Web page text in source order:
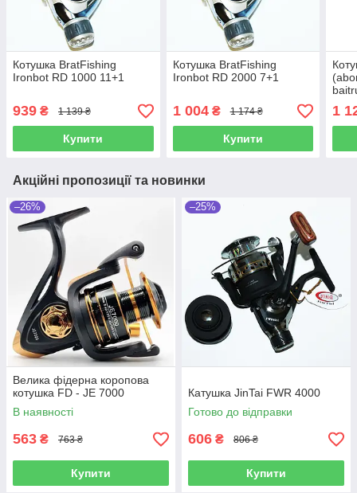
Котушка BratFishing
Ironbot RD 1000 11+1
939 ₴ 1 139 ₴
Купити
Котушка BratFishing
Ironbot RD 2000 7+1
1 004₴ 1 174 ₴
Купити
1
Акційні пропозиції та новинки
–26%
Велика фідерна коропова
котушка FD - JE 7000
В наявності
563 ₴ 763 ₴
Купити
–25%
Катушка JinTai FWR 4000
Готово до відправки
606 ₴ 806 ₴
Купити